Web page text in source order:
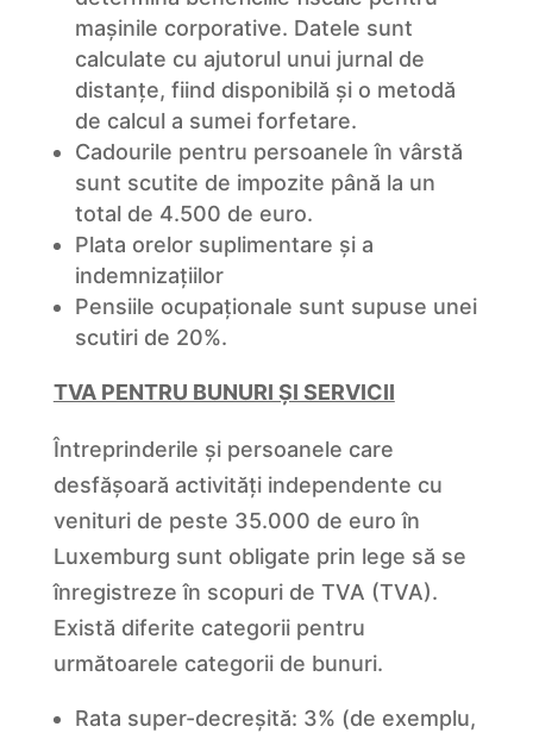
mașinile corporative. Datele sunt
calculate cu ajutorul unui jurnal de
distanțe, fiind disponibilă și o metodă
de calcul a sumei forfetare.
Cadourile pentru persoanele în vârstă
sunt scutite de impozite până la un
total de 4.500 de euro.
Plata orelor suplimentare și a
indemnizațiilor
Pensiile ocupaționale sunt supuse unei
scutiri de 20%.
TVA PENTRU BUNURI ȘI SERVICII
Întreprinderile și persoanele care
desfășoară activități independente cu
venituri de peste 35.000 de euro în
Luxemburg sunt obligate prin lege să se
înregistreze în scopuri de TVA (TVA).
Există diferite categorii pentru
următoarele categorii de bunuri.
Rata super-decreșită: 3% (de exemplu,